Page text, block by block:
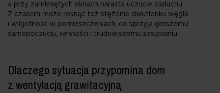
a przy zamkniętych oknach narasta uczucie zaduchu.
Z czasem może rosnąć też stężenie dwutlenku węgla
i wilgotność w pomieszczeniach, co sprzyja gorszemu
samopoczuciu, senności i trudniejszemu zasypianiu.
Dlaczego sytuacja przypomina dom
z wentylacją grawitacyjną